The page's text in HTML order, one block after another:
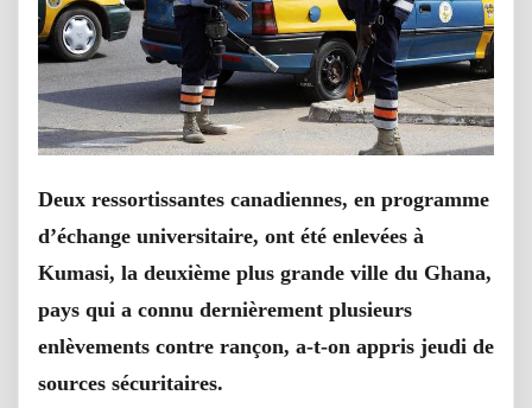
Deux ressortissantes canadiennes, en programme
d’échange universitaire, ont été enlevées à
Kumasi, la deuxième plus grande ville du Ghana,
pays qui a connu dernièrement plusieurs
enlèvements contre rançon, a-t-on appris jeudi de
sources sécuritaires.